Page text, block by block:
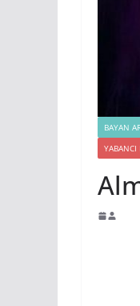
BAYAN
YABANCI